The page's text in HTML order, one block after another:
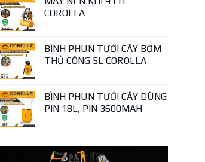
COROLLA
BÌNH PHUN TƯỚI CÂY BƠM
THỦ CÔNG 5L COROLLA
BÌNH PHUN TƯỚI CÂY DÙNG
PIN 18L, PIN 3600MAH